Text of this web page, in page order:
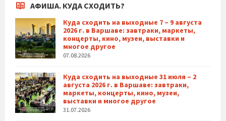
АФИША. КУДА СХОДИТЬ?
Куда сходить на выходные 7 – 9 августа
2026 г. в Варшаве: завтраки, маркеты,
концерты, кино, музеи, выставки и
многое другое
07.08.2026
Куда сходить на выходные 31 июля – 2
августа 2026 г. в Варшаве: завтраки,
маркеты, концерты, кино, музеи,
выставки и многое другое
31.07.2026